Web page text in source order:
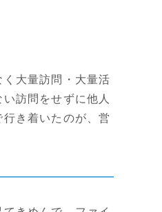
大量訪問・大量活
訪問をせずに他人
き着いたのが、営